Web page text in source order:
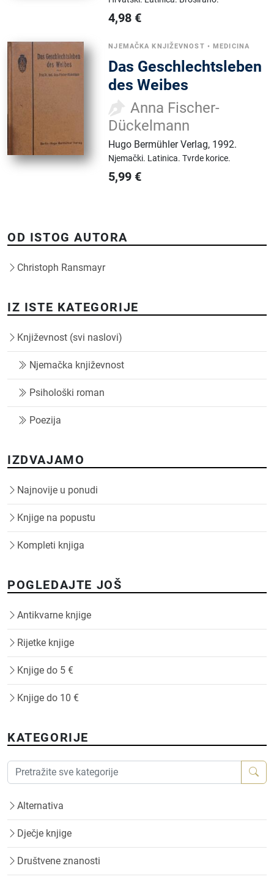
4,98 €
NJEMAČKA KNJIŽEVNOST • MEDICINA
Das Geschlechtsleben
des Weibes
Anna Fischer-
Dückelmann
Hugo Bermühler Verlag, 1992.
Njemački. Latinica.Tvrde korice.
5,99 €
OD ISTOG AUTORA
Christoph Ransmayr
IZ ISTE KATEGORIJE
Književnost (svi naslovi)
Njemačka književnost
Psihološki roman
Poezija
IZDVAJAMO
Najnovije u ponudi
Knjige na popustu
Kompleti knjiga
POGLEDAJTE JOŠ
Antikvarne knjige
Rijetke knjige
Knjige do 5 €
Knjige do 10 €
KATEGORIJE
Alternativa
Dječje knjige
Društvene znanosti